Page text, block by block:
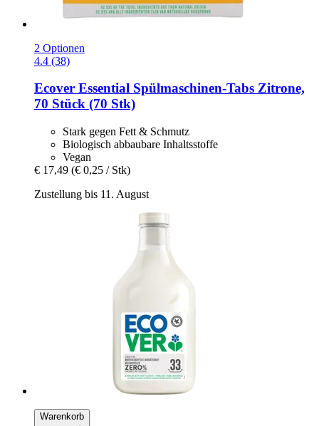
2 Optionen
4.4 (38)
Ecover Essential Spülmaschinen-​Tabs Zitrone,
70 Stück (70 Stk)
Stark gegen Fett & Schmutz
Biologisch abbaubare Inhaltsstoffe
Vegan
€ 17,49 (€ 0,25 / Stk)
Zustellung bis 11. August
Warenkorb